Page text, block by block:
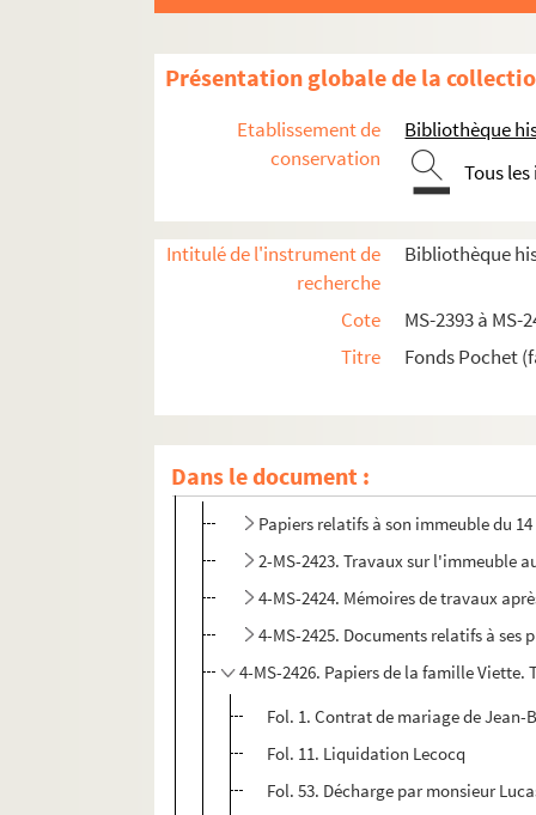
Présentation globale de la
Etablissement de
conservation
Bibliothèque
Tous
Intitulé de l'instrument de
recherche
Bibliothèque
Cote
MS-2393 à MS-
Titre
Fonds Pochet
Dans le document :
Papiers relatifs aux ascendants de Pochet-
Papiers de Jean-Baptiste-Prosper Pochet,
4-MS-2420. Papiers ayant trait aux fils ou
4-MS-2421. Papiers relatifs à
Papiers Jean-Baptiste Viette (1785-1862),
Papiers relatifs à son immeuble du
2-MS-2423. Travaux sur l'immeuble
4-MS-2424. Mémoires de travaux
4-MS-2425. Documents relatifs à ses
4-MS-2426. Papiers de la famille Viette.
Fol. 1. Contrat de mariage de
Fol. 11. Liquidation Lecocq
Fol. 53. Décharge par monsieur